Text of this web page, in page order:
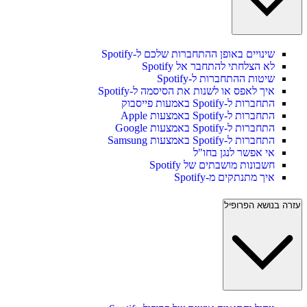
שינויים באופן ההתחברות שלכם ל-Spotify
לא הצלחתי להתחבר אל Spotify
שיטות ההתחברות ל-Spotify
איך לאפס או לשנות את הסיסמה ל-Spotify
התחברות ל-Spotify באמעות פייסבוק
התחברות ל-Spotify באמצעות Apple
התחברות ל-Spotify באמצעות Google
התחברות ל-Spotify באמצעות Samsung
אי אפשר לנגן בחו"ל
חשבונות מושבתים של Spotify
איך מתנתקים מ-Spotify
עזרה בנושא הפרופיל